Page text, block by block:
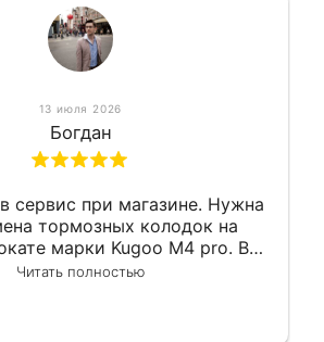
13 июля 2026
Богдан
сервис при магазине. Нужна
тормозных колодок на
марки Kugoo M4 pro. Всё
виде и в максимально
и обратился в этот
Читать полностью